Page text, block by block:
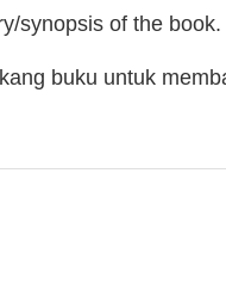
synopsis of the book.
buku untuk